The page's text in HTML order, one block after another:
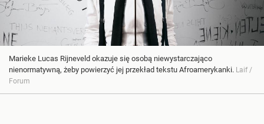
Marieke Lucas Rijneveld okazuje się osobą niewystarczająco
nienormatywną, żeby powierzyć jej przekład tekstu Afroamerykanki. Laif /
Forum